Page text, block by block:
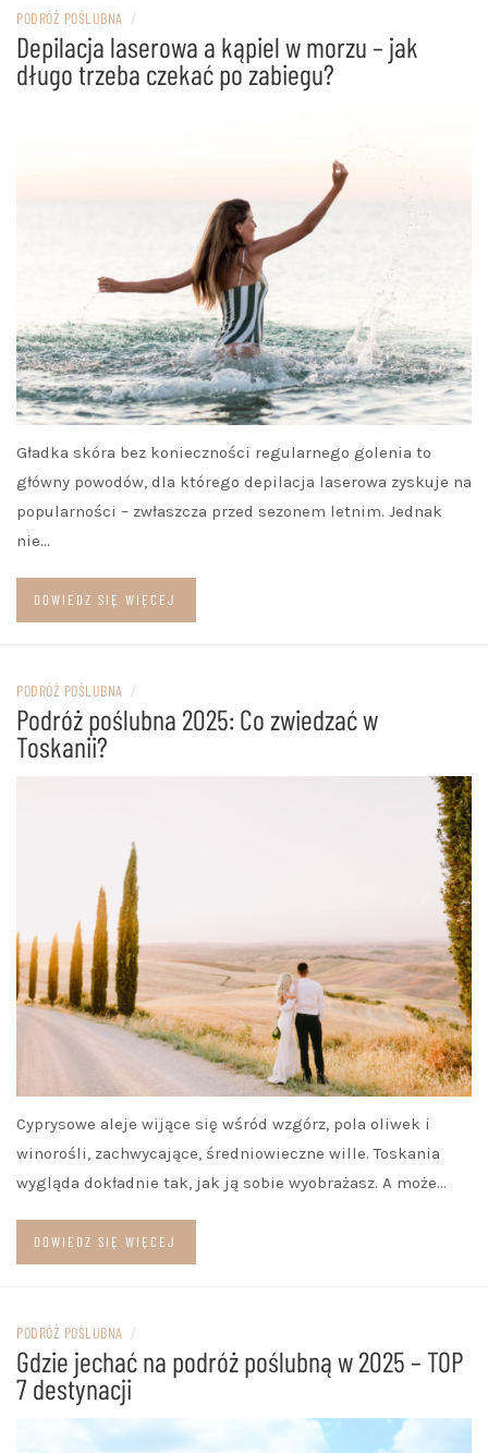
PODRÓŻ POŚLUBNA /
Depilacja laserowa a kąpiel w morzu – jak
długo trzeba czekać po zabiegu?
Gładka skóra bez konieczności regularnego golenia to
główny powodów, dla którego depilacja laserowa zyskuje na
popularności – zwłaszcza przed sezonem letnim. Jednak
nie…
DOWIEDZ SIĘ WIĘCEJ
PODRÓŻ POŚLUBNA /
Podróż poślubna 2025: Co zwiedzać w
Toskanii?
Cyprysowe aleje wijące się wśród wzgórz, pola oliwek i
winorośli, zachwycające, średniowieczne wille. Toskania
wygląda dokładnie tak, jak ją sobie wyobrażasz. A może…
DOWIEDZ SIĘ WIĘCEJ
PODRÓŻ POŚLUBNA /
Gdzie jechać na podróż poślubną w 2025 – TOP
7 destynacji